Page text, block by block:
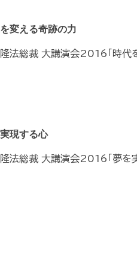
変える奇跡の力
法総裁 大講演会2016「時代
現する心
法総裁 大講演会2016「夢を